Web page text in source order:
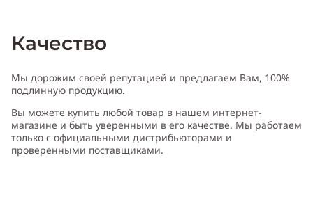
Качество
Мы дорожим своей репутацией и предлагаем Вам, 100%
подлинную продукцию.
Вы можете купить любой товар в нашем интернет-
магазине и быть уверенными в его качестве. Мы работаем
только с официальными дистрибьюторами и
проверенными поставщиками.